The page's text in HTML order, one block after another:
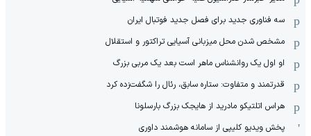
سه فناوری جدید برای فصل جدید فوتبال ایران
مشخص شدن محل میزبانی آسیایی تراکتور و استقلال
او اول یک روانشناس ماهر است بعد یک مربی بزرگ
قدرتمند و متفاوت: ستاره سابق، رئال را شگفت‌زده کرد
هراس اتلتیکو مادرید از هایجک بزرگ بارسلونا
پخش ویدیو کلیپی از سامانه هوشمند داوری